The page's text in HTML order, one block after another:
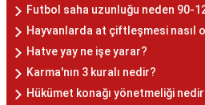
Futbol saha uzunluğu neden 90-
Hayvanlarda at çiftleşmesi nasıl
Hatve yay ne işe yarar?
Karma'nın 3 kuralı nedir?
Hükümet konağı yönetmeliği